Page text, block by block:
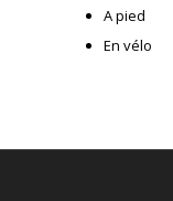
A pied
En vélo